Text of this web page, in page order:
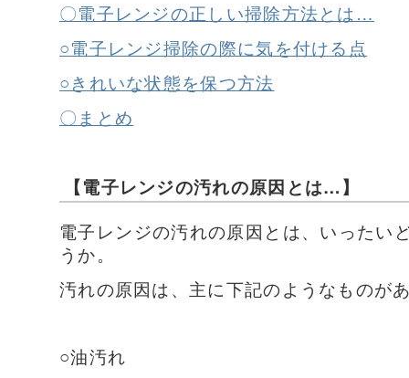
〇電子レンジの正しい掃除方法とは…
○電子レンジ掃除の際に気を付ける点
○きれいな状態を保つ方法
〇まとめ
【電子レンジの汚れの原因とは…】
電子レンジの汚れの原因とは、いったい
うか。
汚れの原因は、主に下記のようなものが
○油汚れ